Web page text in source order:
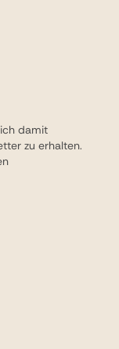
damit
zu erhalten.